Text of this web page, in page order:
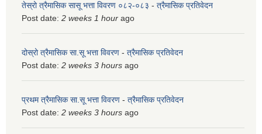
तेस्रो त्रैमासिक सासू भत्ता विवरण ०८२-०८३ - त्रैमासिक प्रतिवेदन
Post date: 2 weeks 1 hour ago
दोस्रो त्रैमासिक सा.सू भत्ता विवरण - त्रैमासिक प्रतिवेदन
Post date: 2 weeks 3 hours ago
प्रथम त्रैमासिक सा.सू भत्ता विवरण - त्रैमासिक प्रतिवेदन
Post date: 2 weeks 3 hours ago